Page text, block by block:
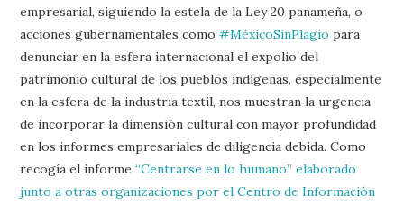
empresarial, siguiendo la estela de la Ley 20 panameña, o
acciones gubernamentales como#MéxicoSinPlagio para
denunciar en la esfera internacional el expolio del
patrimonio cultural de los pueblos indígenas, especialmente
en la esfera de la industria textil, nos muestran la urgencia
de incorporar la dimensión cultural con mayor profundidad
en los informes empresariales de diligencia debida. Como
recogía el informe“Centrarse en lo humano” elaborado
junto a otras organizaciones por el Centro de Información